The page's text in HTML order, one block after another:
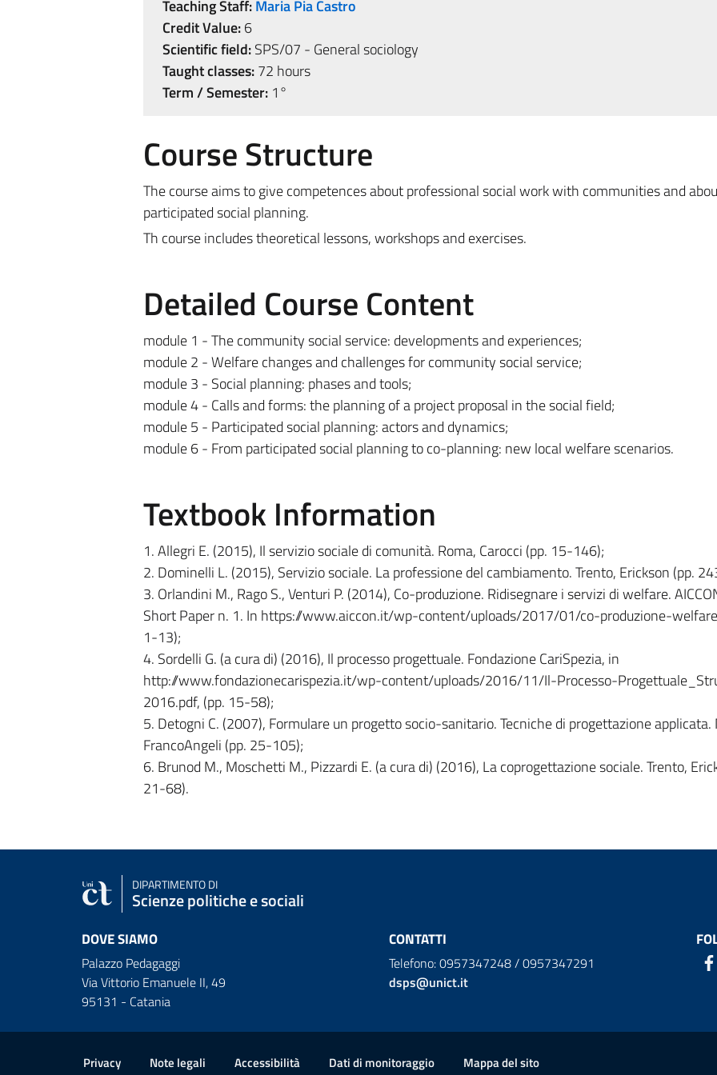
Teaching Staff:Maria Pia Castro
Credit Value:6
Scientific field:SPS/07 - General sociology
Taught classes:72 hours
Term / Semester:1°
Course Structure
The course aims to give competences about professional social work with communities and
participated social planning.
Th course includes theoretical lessons, workshops and exercises.
Detailed Course Content
module 1 - The community social service: developments and experiences;
module 2 - Welfare changes and challenges for community social service;
module 3 - Social planning: phases and tools;
module 4 - Calls and forms: the planning of a project proposal in the social field;
module 5 - Participated social planning: actors and dynamics;
module 6 - From participated social planning to co-planning: new local welfare scenarios.
Textbook Information
1. Allegri E. (2015), Il servizio sociale di comunità. Roma, Carocci (pp. 15-146);
2. Dominelli L. (2015), Servizio sociale. La professione del cambiamento. Trento, Erickson (pp.
3. Orlandini M., Rago S., Venturi P. (2014), Co-produzione. Ridisegnare i servizi di welfare.
Short Paper n. 1. In https://www.aiccon.it/wp-content/uploads/2017/01/co-produzione-
1-13);
4. Sordelli G. (a cura di) (2016), Il processo progettuale. Fondazione CariSpezia, in
http://www.fondazionecarispezia.it/wp-content/uploads/2016/11/Il-Processo-
2016.pdf, (pp. 15-58);
5. Detogni C. (2007), Formulare un progetto socio-sanitario. Tecniche di progettazione applicata.
FrancoAngeli (pp. 25-105);
6. Brunod M., Moschetti M., Pizzardi E. (a cura di) (2016), La coprogettazione sociale. Trento,
21-68).
DIPARTIMENTO DI
Scienze politiche e sociali
DOVE SIAMO
Palazzo Pedagaggi
Via Vittorio Emanuele II, 49
95131 - Catania
CONTATTI
Telefono: 0957347248 / 0957347291
dsps@unict.it
Privacy Note legali Accessibilità Dati di monitoraggio Mappa del sito